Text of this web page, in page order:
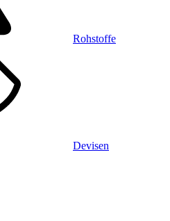
Rohstoffe
Devisen